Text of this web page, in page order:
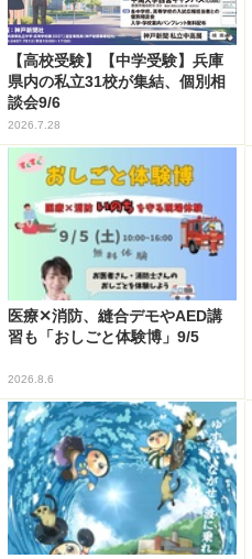
【高校受験】【中学受験】兵庫
県内の私立31校が集結、個別相
談会9/6
2026.7.28
医療✕消防、縫合デモやAED講
習も「おしごと体験博」9/5
2026.8.6